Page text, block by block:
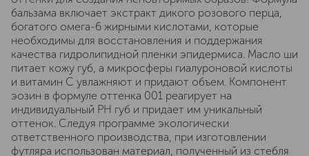
бальзама включает экстракт дикого розового перца,
богатого омега-6 жирными кислотами, которые
необходимы для восстановления и поддержания
качества гидролипидной пленки эпидермиса. Масло ши
питает кожу губ, а микросферы гиалуроновой кислоты
и витамин С увлажняют и придают объем. Компонент
эозин в формуле оттенка 001 реагирует на
индивидуальный РH губ и придает им уникальный
оттенок. Следуя программе экологически
ответственного производства, при изготовлении
футляра использован материал, полученный из стебля